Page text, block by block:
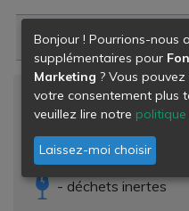
Corps gras
Niveau de danger
- déchets banals
- déchets dangereux
- déchets inertes
Bonjour ! Pourrions-nous
supplémentaires pour
Marketing ? Vous
votre consentement plus
veuillez lire notre
Laissez-moi choisir